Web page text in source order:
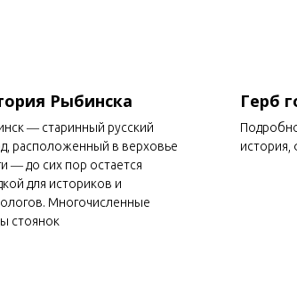
Рыбинска
― старинный русский
расположенный в верховье
― до сих пор остается
для историков и
Многочисленные
стоянок
Герб
история,